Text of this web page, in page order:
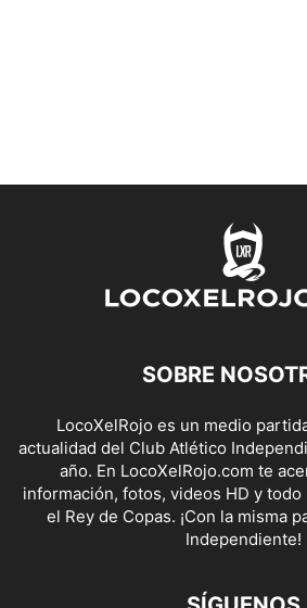
SOBRE
LocoXelRojo es un medio
actualidad del Club Atlético
año. En LocoXelRojo.com te
información, fotos, videos HD y
el Rey de Copas. ¡Con la misma
Independiente!